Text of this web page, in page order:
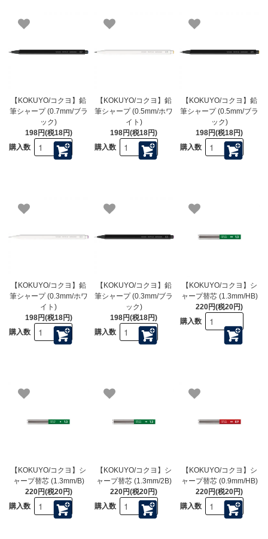
【KOKUYO/コクヨ】鉛
筆シャープ (0.7mm/ブラ
ック)
198円(税18円)
購入数
【KOKUYO/コクヨ】鉛
筆シャープ (0.5mm/ホワ
イト)
198円(税18円)
購入数
【KOKUYO/コクヨ】鉛
筆シャープ (0.5mm/ブラ
ック)
198円(税18円)
購入数
【KOKUYO/コクヨ】鉛
筆シャープ (0.3mm/ホワ
イト)
198円(税18円)
購入数
【KOKUYO/コクヨ】鉛
筆シャープ (0.3mm/ブラ
ック)
198円(税18円)
購入数
【KOKUYO/コクヨ】シ
ャープ替芯 (1.3mm/HB)
220円(税20円)
購入数
【KOKUYO/コクヨ】シ
ャープ替芯 (1.3mm/B)
220円(税20円)
購入数
【KOKUYO/コクヨ】シ
ャープ替芯 (1.3mm/2B)
220円(税20円)
購入数
【KOKUYO/コクヨ】シ
ャープ替芯 (0.9mm/HB)
220円(税20円)
購入数